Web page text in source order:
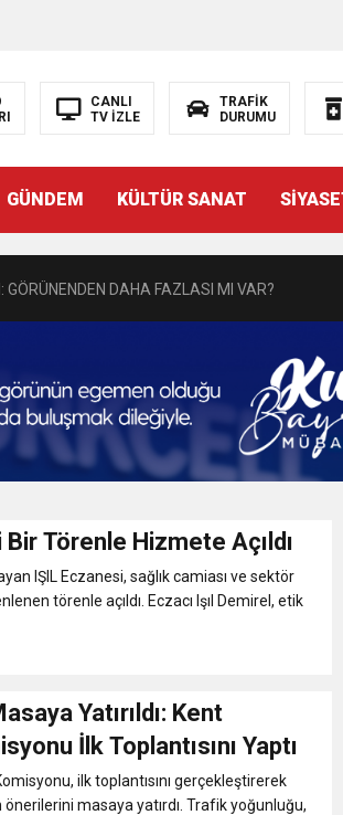
CANLI
TV İZLE
TRAFİK
DURUMU
GÜNDEM KÜLTÜR SANAT
ZİYARET
YATIRIM
Özgürlük ve Onur Nişanesidir
SEVGİ SELİ
ZİYARET
Törenle Hizmete Açıldı
IŞIL Eczanesi, sağlık camiası ve sektör
törenle açıldı. Eczacı Işıl Demirel, etik
Yatırıldı: Kent
İlk Toplantısını Yaptı
ilk toplantısını gerçekleştirerek
masaya yatırdı. Trafik yoğunluğu,